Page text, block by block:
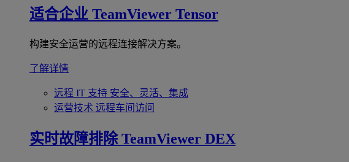
适合企业 TeamViewer Tensor
构建安全运营的远程连接解决方案。
了解详情
远程 IT 支持 安全、灵活、集成
运营技术 远程车间访问
实时故障排除 TeamViewer DEX